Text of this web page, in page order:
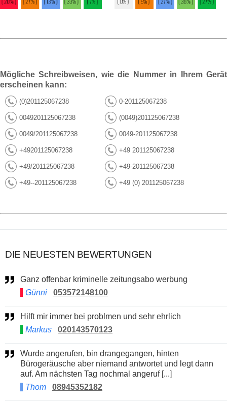
Mögliche Schreibweisen, wie die Nummer in Ihrem Gerät
erscheinen kann:
(0)201125067238 0-201125067238
0049201125067238 (0049)201125067238
0049/201125067238 0049-201125067238
+49201125067238 +49 201125067238
+49/201125067238 +49-201125067238
+49--201125067238 +49 (0) 201125067238
DIE NEUESTEN BEWERTUNGEN
Ganz offenbar kriminelle zeitungsabo werbung
Günni
053572148100
Hilft mir immer bei problmen und sehr ehrlich
Markus
020143570123
Wurde angerufen, bin drangegangen, hinten
Bürogeräusche aber niemand antwortet und legt dann
auf. Am nächsten Tag nochmal angeruf [...]
Thom
08945352182